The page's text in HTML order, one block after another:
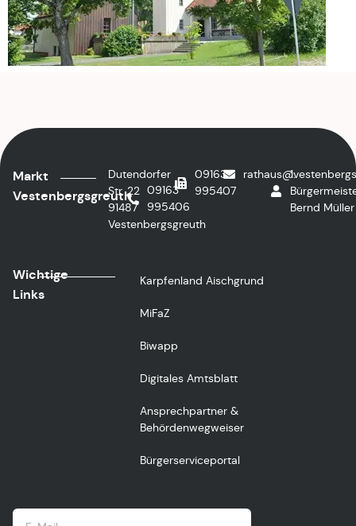
Markt
Vestenbergsgreuth
Dutendorfer
Str. 22
91487
Vestenbergsgreuth
09163
995406
09163
995407
1.
Bernd Müller
Wichtige
Links
Karpfenland Aischgrund
MiFaZ
Biwapp
Digitales Amtsblatt
Ansprechpartner &
Behördenwegweiser
Bürgerserviceportal